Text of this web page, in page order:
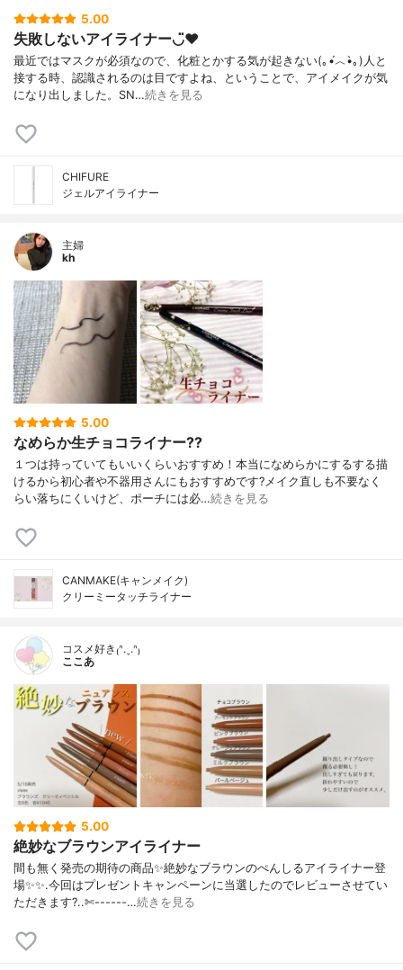
5.00
失敗しないアイライナー◡̈♥︎
最近ではマスクが必須なので、化粧とかする気が起きない(｡•́︿•̀｡)人と
接する時、認識されるのは目ですよね、ということで、アイメイクが気
になり出しました。SN…続きを見る
CHIFURE
ジェルアイライナー
主婦
kh
5.00
なめらか生チョコライナー??
１つは持っていてもいいくらいおすすめ！本当になめらかにするする描
けるから初心者や不器用さんにもおすすめです?メイク直しも不要なく
らい落ちにくいけど、ポーチには必…続きを見る
CANMAKE(キャンメイク)
クリーミータッチライナー
コスメ好き₍ᐢ.ˬ.ᐢ₎
ここあ
5.00
絶妙なブラウンアイライナー
間も無く発売の期待の商品✨絶妙なブラウンのぺんしるアイライナー登
場✨✨.今回はプレゼントキャンペーンに当選したのでレビューさせてい
ただきます?..✄------…続きを見る